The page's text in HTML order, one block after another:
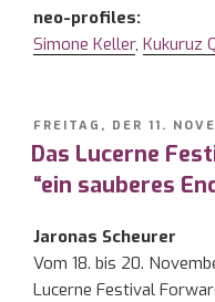
neo-profiles:
Simone Keller, Kukuruz
VERÖFFENTLICHT
AM
FREITAG, DER 11.
Das Lucerne
“ein sauberes
Jaronas Scheurer
Vom 18. bis 20.
Lucerne Festival